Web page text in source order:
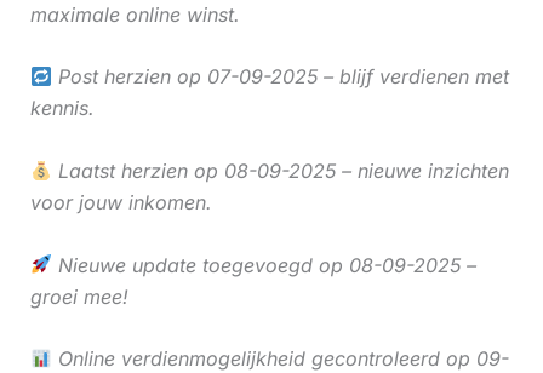
maximale online winst.
Post herzien op 07-09-2025 – blijf verdienen met
kennis.
Laatst herzien op 08-09-2025 – nieuwe inzichten
voor jouw inkomen.
Nieuwe update toegevoegd op 08-09-2025 –
groei mee!
Online verdienmogelijkheid gecontroleerd op 09-